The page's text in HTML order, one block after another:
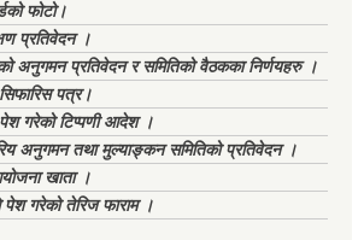
फोटो।
प्रतिवेदन ।
अनुगमन प्रतिवेदन र समितिको वैठकका निर्णयहरु ।
पत्र।
गरेको टिप्पणी आदेश ।
अनुगमन तथा मुल्याङ्कन समितिको प्रतिवेदन ।
खाता ।
पेश गरेको तेरिज फाराम ।